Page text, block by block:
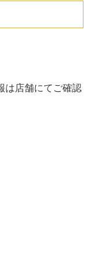
は店舗にてご確認